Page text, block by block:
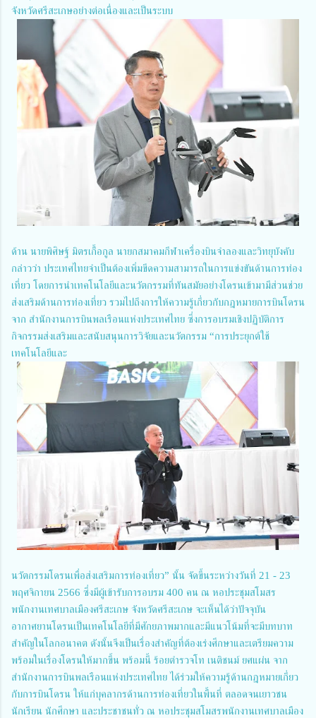
จังหวัดศรีสะเกษอย่างต่อเนื่องและเป็นระบบ
ด้าน นายพิศิษฐ์ มิตรเกื้อกูล นายกสมาคมกีฬาเครื่องบินจำลองและวิทยุบังคับ
กล่าวว่า ประเทศไทยจำเป็นต้องเพิ่มขีดความสามารถในการแข่งขันด้านการท่อง
เที่ยว โดยการนำเทคโนโลยีและนวัตกรรมที่ทันสมัยอย่างโดรนเข้ามามีส่วนช่วย
ส่งเสริมด้านการท่องเที่ยว รวมไปถึงการให้ความรู้เกี่ยวกับกฎหมายการบินโดรน
จาก สำนักงานการบินพลเรือนแห่งประเทศไทย ซึ่งการอบรมเชิงปฏิบัติการ
กิจกรรมส่งเสริมและสนับสนุนการวิจัยและนวัตกรรม “การประยุกต์ใช้
เทคโนโลยีและ
นวัตกรรมโดรนเพื่อส่งเสริมการท่องเที่ยว” นั้น จัดขึ้นระหว่างวันที่ 21 - 23
พฤศจิกายน 2566 ซึ่งมีผู้เข้ารับการอบรม 400 คน ณ หอประชุมสโมสร
พนักงานเทศบาลเมืองศรีสะเกษ จังหวัดศรีสะเกษ จะเห็นได้ว่าปัจจุบัน
อากาศยานโดรนเป็นเทคโนโลยีที่มีศักยภาพมากและมีแนวโน้มที่จะมีบทบาท
สำคัญในโลกอนาคต ดังนั้นจึงเป็นเรื่องสำคัญที่ต้องเร่งศึกษาและเตรียมความ
พร้อมในเรื่องโดรนให้มากขึ้น พร้อมนี้ ร้อยตำรวจโท เนติชนม์ ยศแผ่น จาก
สำนักงานการบินพลเรือนแห่งประเทศไทย ได้ร่วมให้ความรู้ด้านกฎหมายเกี่ยว
กับการบินโดรน ให้แก่บุคลากรด้านการท่องเที่ยวในพื้นที่ ตลอดจนเยาวชน
นักเรียน นักศึกษา และประชาชนทั่ว ณ หอประชุมสโมสรพนักงานเทศบาลเมือง